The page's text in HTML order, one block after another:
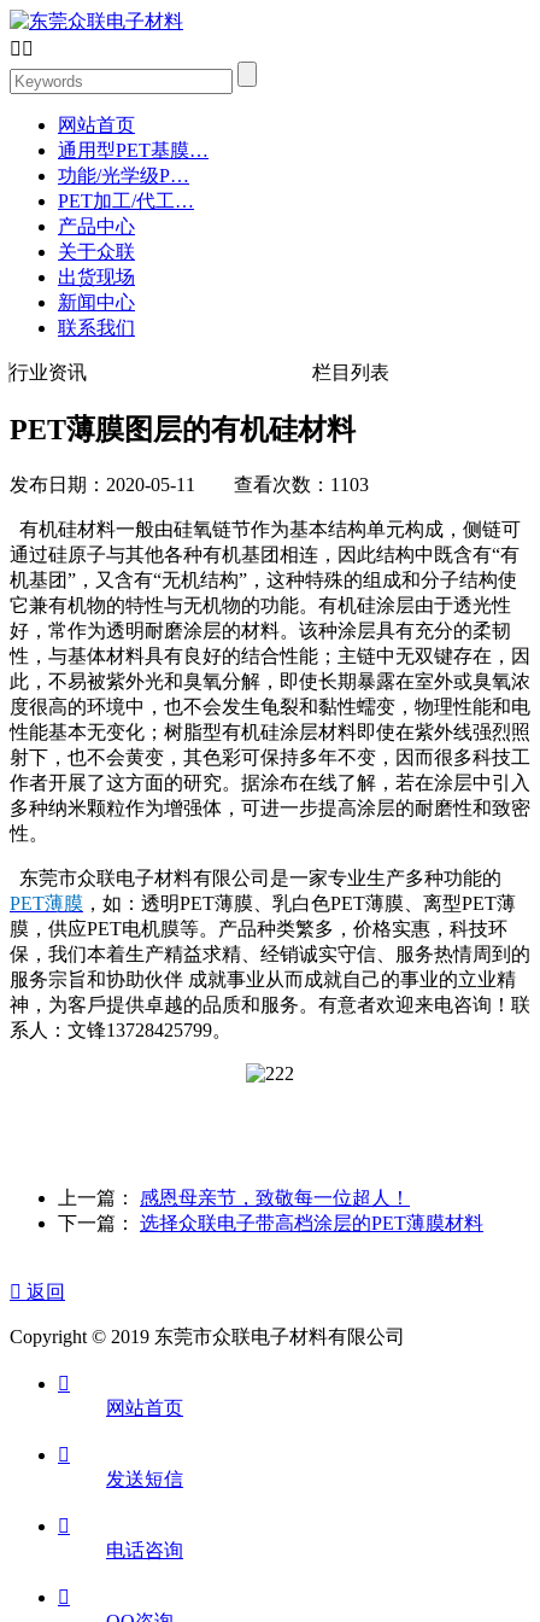
 
网站首页
通用型PET基膜…
功能/光学级P…
PET加工/代工…
产品中心
关于众联
出货现场
新闻中心
联系我们
行业资讯 栏目列表
PET薄膜图层的有机硅材料
发布日期：2020-05-11 查看次数：1103
有机硅材料一般由硅氧链节作为基本结构单元构成，侧链可
通过硅原子与其他各种有机基团相连，因此结构中既含有“有
机基团”，又含有“无机结构”，这种特殊的组成和分子结构使
它兼有机物的特性与无机物的功能。有机硅涂层由于透光性
好，常作为透明耐磨涂层的材料。该种涂层具有充分的柔韧
性，与基体材料具有良好的结合性能；主链中无双键存在，因
此，不易被紫外光和臭氧分解，即使长期暴露在室外或臭氧浓
度很高的环境中，也不会发生龟裂和黏性蠕变，物理性能和电
性能基本无变化；树脂型有机硅涂层材料即使在紫外线强烈照
射下，也不会黄变，其色彩可保持多年不变，因而很多科技工
作者开展了这方面的研究。据涂布在线了解，若在涂层中引入
多种纳米颗粒作为增强体，可进一步提高涂层的耐磨性和致密
性。
东莞市众联电子材料有限公司是一家专业生产多种功能的
PET薄膜 ，如：透明PET薄膜、乳白色PET薄膜、离型PET薄
膜，供应PET电机膜等。产品种类繁多，价格实惠，科技环
保，我们本着生产精益求精、经销诚实守信、服务热情周到的
服务宗旨和协助伙伴 成就事业从而成就自己的事业的立业精
神，为客戶提供卓越的品质和服务。有意者欢迎来电咨询！联
系人：文锋13728425799。
上一篇： 感恩母亲节，致敬每一位超人！
下一篇： 选择众联电子带高档涂层的PET薄膜材料
 返回
Copyright © 2019 东莞市众联电子材料有限公司

网站首页

发送短信

电话咨询
